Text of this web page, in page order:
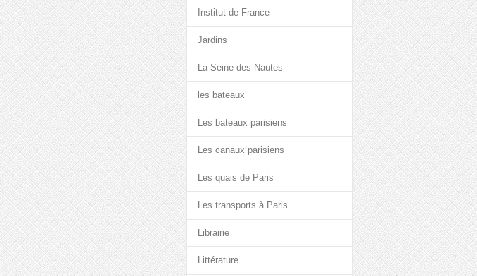
Institut de France
Jardins
La Seine des Nautes
les bateaux
Les bateaux parisiens
Les canaux parisiens
Les quais de Paris
Les transports à Paris
Librairie
Littérature